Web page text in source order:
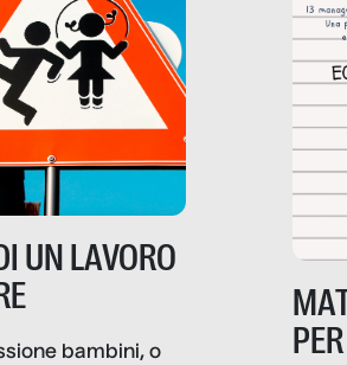
nei luoghi di
reportage
che guerre
nel tessuto
delle società per
le molecole
– e, attraverso
stesso della
la sua
UN LAVORO
bambini, o